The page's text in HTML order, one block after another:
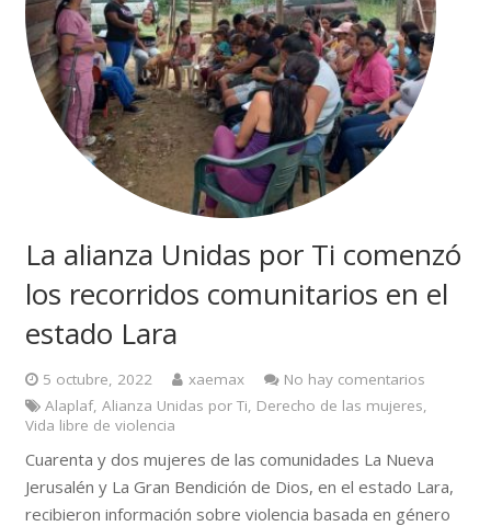
La alianza Unidas por Ti comenzó
los recorridos comunitarios en el
estado Lara
5 octubre, 2022 xaemax
No hay comentarios
Alaplaf, Alianza Unidas por Ti Derecho de las mujeres
Vida libre de violencia
Cuarenta y dos mujeres de las comunidades La Nueva
Jerusalén y La Gran Bendición de Dios, en el estado Lara,
recibieron información sobre violencia basada en género